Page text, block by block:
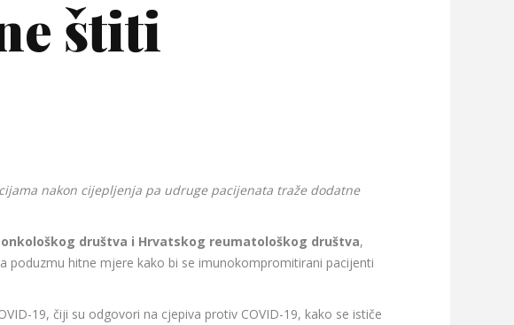
štiti
nakon cijepljenja pa udruge pacijenata traže dodatne
društva i Hrvatskog reumatološkog društva,
poduzmu hitne mjere kako bi se imunokompromitirani pacijenti
19, čiji su odgovori na cjepiva protiv COVID-19, kako se ističe